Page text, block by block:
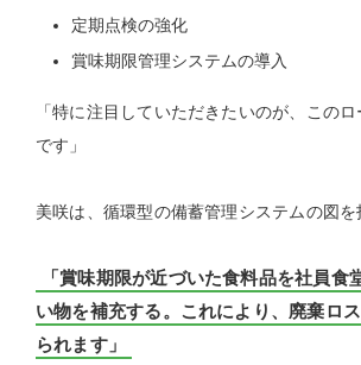
定期点検の強化
賞味期限管理システムの導入
「特に注目していただきたいのが、この
です」
美咲は、循環型の備蓄管理システムの図を
「賞味期限が近づいた食料品を社員食
い物を補充する。これにより、廃棄ロ
られます」